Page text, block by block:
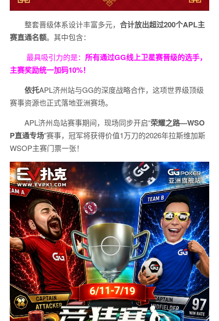
整套晋级体系设计丰富多元， 合计放出超过200个APL主
赛直通名额。其中包含：
最具吸引力的是： 所有通过GG线上卫星赛晋级的选手，
主赛奖励统一加码10%！
依托APL济州站与GG的深度战略合作，这项世界级顶级
赛事资源也正式落地亚洲赛场。
APL济州岛站赛事期间，现场同步开启“荣耀之路—WSO
P直通专场”赛事，冠军将获得价值1万刀的2026年拉斯维加斯
WSOP主赛门票一张！